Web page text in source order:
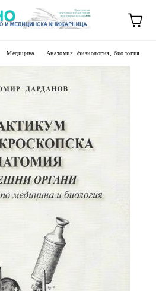
Медицина Анатомия, физиология, биология